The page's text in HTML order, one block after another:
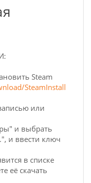
Steam
SteamInstall
или
и выбрать
и ввести ключ
в списке
её скачать